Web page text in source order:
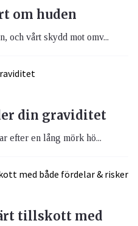
om huden
och vårt skydd mot omv...
din graviditet
efter en lång mörk hö...
tillskott med